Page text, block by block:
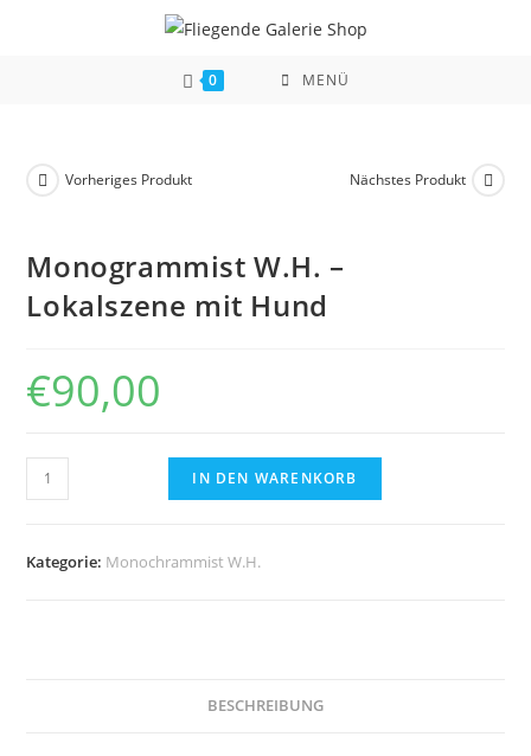
0 MENÜ
Vorheriges Produkt Nächstes Produkt
Monogrammist W.H. –
Lokalszene mit Hund
€90,00
Monogrammist
W.H.
Lokalszene
IN DEN WARENKORB
Kategorie: Monochrammist W.H.
BESCHREIBUNG